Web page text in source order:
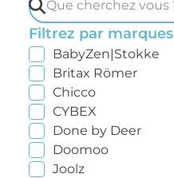
Filtrez par marques
BabyZen|Stokke
Britax Römer
Chicco
CYBEX
Done by Deer
Doomoo
Joolz